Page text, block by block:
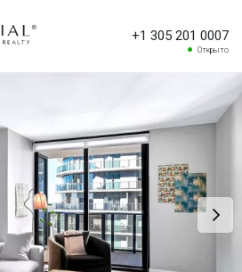
+1 305 201 0007
Открыто